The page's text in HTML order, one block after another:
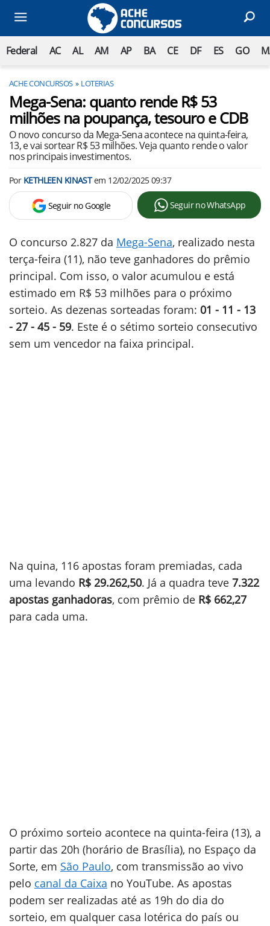
Federal AC AL AM AP BA CE DF ES GO
ACHE CONCURSOS LOTERIAS
Mega-Sena: quanto rende R$ 53
milhões na poupança, tesouro e CDB
O novo concurso da Mega-Sena acontece na quinta-feira,
13, e vai sortear R$ 53 milhões. Veja quanto rende o valor
nos principais investimentos.
Por KETHLEEN KINASTem 12/02/2025 09:37
Seguir no Google Seguir no WhatsApp
O concurso 2.827 da Mega-Sena, realizado nesta
terça-feira (11), não teve ganhadores do prêmio
principal. Com isso, o valor acumulou e está
estimado em R$ 53 milhões para o próximo
sorteio. As dezenas sorteadas foram: 01 - 11 - 13
- 27 - 45 - 59. Este é o sétimo sorteio consecutivo
sem um vencedor na faixa principal.
Na quina, 116 apostas foram premiadas, cada
uma levando R$ 29.262,50. Já a quadra teve 7.322
apostas ganhadoras, com prêmio de R$ 662,27
para cada uma.
O próximo sorteio acontece na quinta-feira (13), a
partir das 20h (horário de Brasília), no Espaço da
Sorte, em São Paulo, com transmissão ao vivo
pelo canal da Caixa no YouTube. As apostas
podem ser realizadas até as 19h do dia do
sorteio, em qualquer casa lotérica do país ou